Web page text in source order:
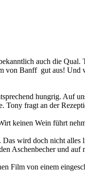
auch die Qual.
von Banff gut aus! Und
hungrig. Auf
fragt an der
keinen Wein führt
wird doch nicht
Aschenbecher und
Film von einem